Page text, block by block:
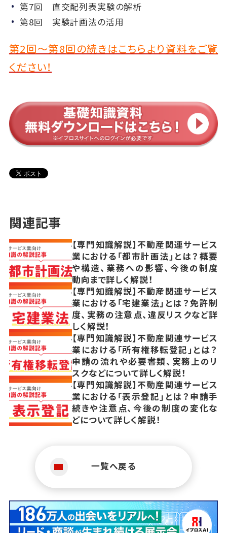
第7回 直交配列表実験の解析
第8回 実験計画法の活用
第2回～第8回の続きはこちらより資料をご覧
ください！
関連記事
【専門知識解説】不動産関連サービス
業における「都市計画法」とは？概要
や構造、業務への影響、今後の制度
動向まで詳しく解説！
【専門知識解説】不動産関連サービス
業における「宅建業法」とは？免許制
度、実務の注意点、違反リスクなど詳
しく解説！
【専門知識解説】不動産関連サービス
業における「所有権移転登記」とは？
申請の流れや必要書類、実務上のリ
スクなどについて詳しく解説！
【専門知識解説】不動産関連サービス
業における「表示登記」とは？申請手
続きや注意点、今後の制度の変化な
どについて詳しく解説！
一覧へ戻る